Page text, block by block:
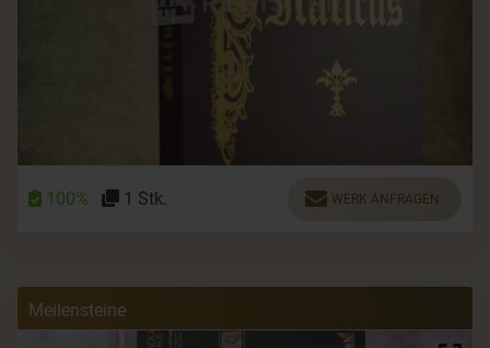
100% 1 Stk. WERK ANFRAGEN
Meilensteine